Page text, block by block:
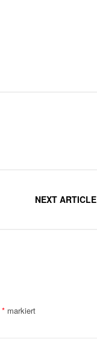
NEXT ARTICLE
* markiert